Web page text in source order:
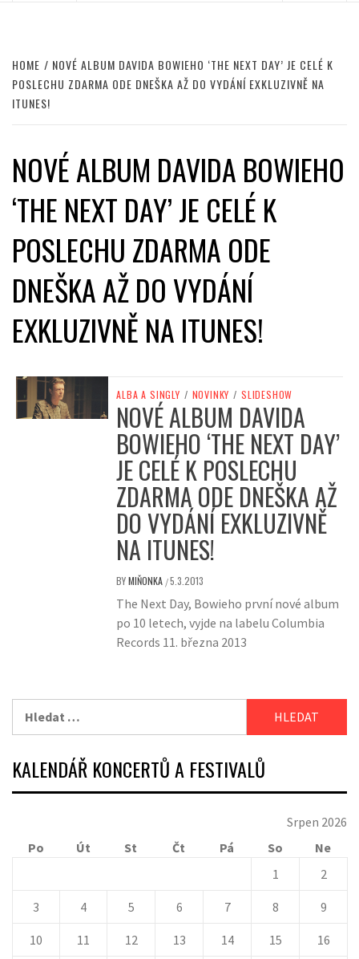
HOME
NOVÉ ALBUM DAVIDA BOWIEHO ‘THE NEXT DAY’ JE CELÉ K
POSLECHU ZDARMA ODE DNEŠKA AŽ DO VYDÁNÍ EXKLUZIVNĚ NA
ITUNES!
NOVÉ ALBUM DAVIDA BOWIEHO
‘THE NEXT DAY’ JE CELÉ K
POSLECHU ZDARMA ODE
DNEŠKA AŽ DO VYDÁNÍ
EXKLUZIVNĚ NA ITUNES!
ALBA A SINGLY / NOVINKY / SLIDESHOW
NOVÉ ALBUM DAVIDA
BOWIEHO ‘THE NEXT DAY’
JE CELÉ K POSLECHU
ZDARMA ODE DNEŠKA AŽ
DO VYDÁNÍ EXKLUZIVNĚ
NA ITUNES!
BYMIŇONKA /5.3.2013
The Next Day, Bowieho první nové album
po 10 letech, vyjde na labelu Columbia
Records 11. března 2013
KALENDÁŘ KONCERTŮ A FESTIVALŮ
Srpen 2026
Po
Út St Čt Pá So
Ne
1
2
3 4 5 6 7 8 9
10 11 12 13 14 15 16